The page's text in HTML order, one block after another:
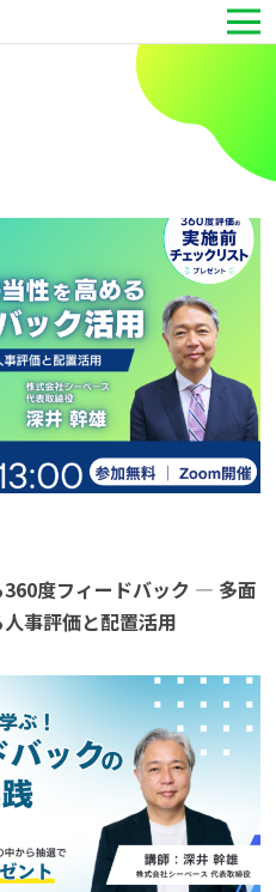
度フィードバック ― 多面
事評価と配置活用